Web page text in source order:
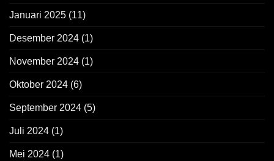
Januari 2025 (11)
Desember 2024 (1)
November 2024 (1)
Oktober 2024 (6)
September 2024 (5)
Juli 2024 (1)
Mei 2024 (1)